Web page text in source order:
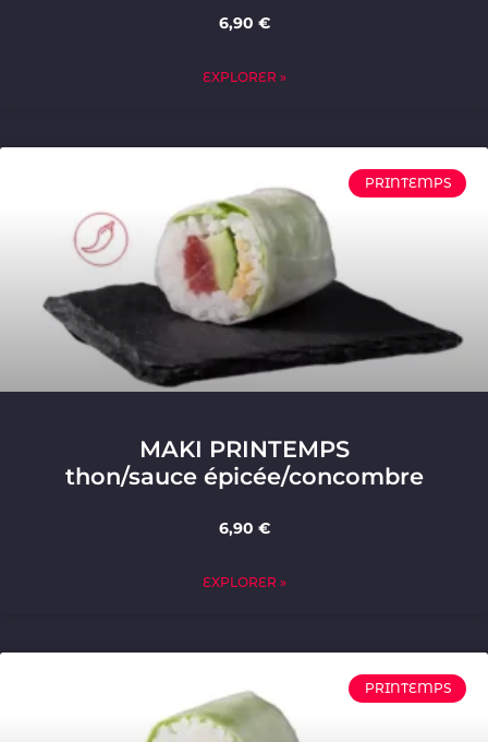
6,90 €
EXPLORER »
PRINTEMPS
MAKI PRINTEMPS
thon/sauce épicée/concombre
6,90 €
EXPLORER »
PRINTEMPS